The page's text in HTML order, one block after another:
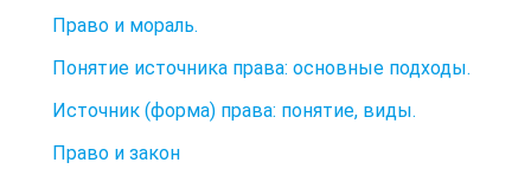
Право и мораль.
Понятие источника права: основные подходы.
Источник (форма) права: понятие, виды.
Право и закон